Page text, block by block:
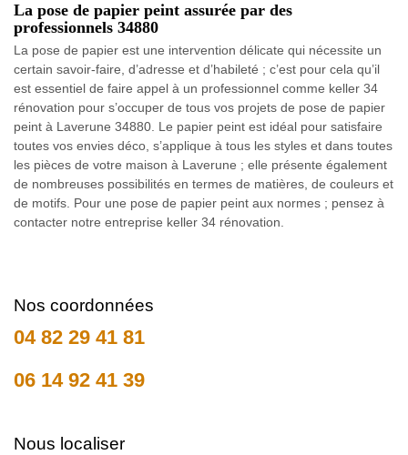
La pose de papier peint assurée par des
professionnels 34880
La pose de papier est une intervention délicate qui nécessite un
certain savoir-faire, d’adresse et d’habileté ; c’est pour cela qu’il
est essentiel de faire appel à un professionnel comme keller 34
rénovation pour s’occuper de tous vos projets de pose de papier
peint à Laverune 34880. Le papier peint est idéal pour satisfaire
toutes vos envies déco, s’applique à tous les styles et dans toutes
les pièces de votre maison à Laverune ; elle présente également
de nombreuses possibilités en termes de matières, de couleurs et
de motifs. Pour une pose de papier peint aux normes ; pensez à
contacter notre entreprise keller 34 rénovation.
Nos coordonnées
04 82 29 41 81
06 14 92 41 39
Nous localiser